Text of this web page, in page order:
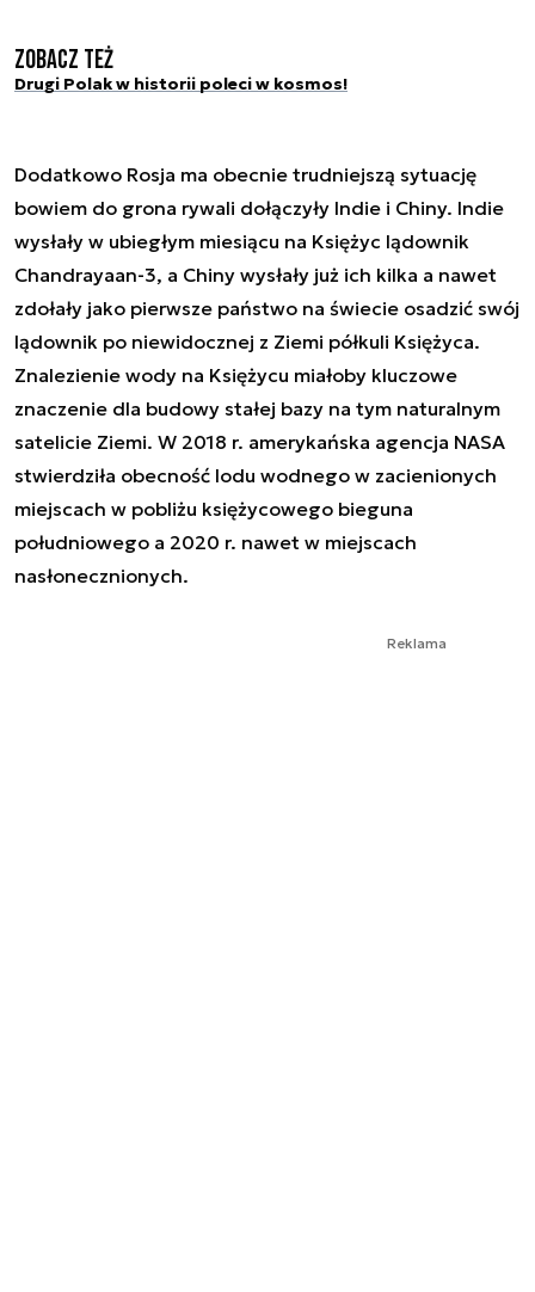
Zobacz też
Drugi Polak w historii poleci w kosmos!
Dodatkowo Rosja ma obecnie trudniejszą sytuację
bowiem do grona rywali dołączyły Indie i Chiny. Indie
wysłały w ubiegłym miesiącu na Księżyc lądownik
Chandrayaan-3, a Chiny wysłały już ich kilka a nawet
zdołały jako pierwsze państwo na świecie osadzić swój
lądownik po niewidocznej z Ziemi półkuli Księżyca.
Znalezienie wody na Księżycu miałoby kluczowe
znaczenie dla budowy stałej bazy na tym naturalnym
satelicie Ziemi. W 2018 r. amerykańska agencja NASA
stwierdziła obecność lodu wodnego w zacienionych
miejscach w pobliżu księżycowego bieguna
południowego a 2020 r. nawet w miejscach
nasłonecznionych.
Reklama